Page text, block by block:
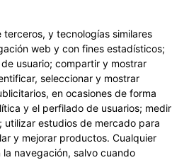
y tecnologías similares
web y con fines estadísticos;
usuario; compartir y mostrar
seleccionar y mostrar
en ocasiones de forma
y el perfilado de usuarios; medir
utilizar estudios de mercado para
y mejorar productos. Cualquier
navegación, salvo cuando